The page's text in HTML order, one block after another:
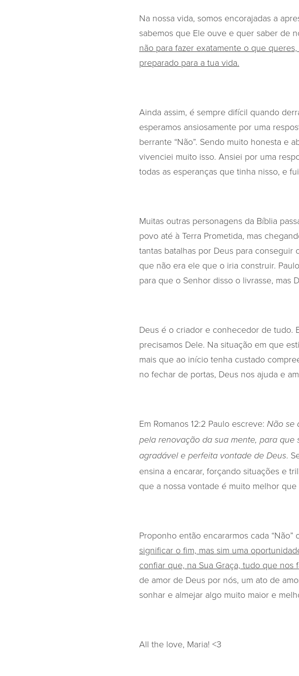
Na nossa vida, somos encorajadas a
sabemos que Ele ouve e quer saber de
não para fazer exatamente o que
preparado para a tua vida.
Ainda assim, é sempre difícil quando
esperamos ansiosamente por uma
berrante “Não”. Sendo muito honesta e
vivenciei muito isso. Ansiei por uma
todas as esperanças que tinha nisso, e
Muitas outras personagens da Bíblia
povo até à Terra Prometida, mas
tantas batalhas por Deus para
que não era ele que o iria construir.
para que o Senhor disso o livrasse, mas
Deus é o criador e conhecedor de tudo.
precisamos Dele. Na situação em que
mais que ao início tenha custado
no fechar de portas, Deus nos ajuda e
Em Romanos 12:2 Paulo escreve: Não se
pela renovação da sua mente, para que
agradável e perfeita vontade de Deus.
ensina a encarar, forçando situações e
que a nossa vontade é muito melhor
Proponho então encararmos cada
significar o fim, mas sim uma
confiar que, na Sua Graça, tudo que nos
de amor de Deus por nós, um ato de
sonhar e almejar algo muito maior e
All the love, Maria! <3